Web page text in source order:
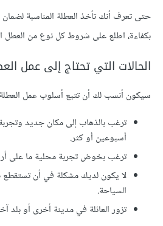
حتى تعرف أنك تأخذ العطلة المناسبة
بكفاءة، اطلع على شروط كل نوع من العطل
الحالات التي تحتاج إلى عمل
سيكون أنسب لك أن تتبع أسلوب عمل
ترغب بالذهاب إلى مكان جديد
أسبوعين أو كثر.
ترغب بخوض تجربة محلية ما على
لا يكون لديك مشكلة في أن تستقطع
السياحة.
تزور العائلة في مدينة أخرى أو بلد